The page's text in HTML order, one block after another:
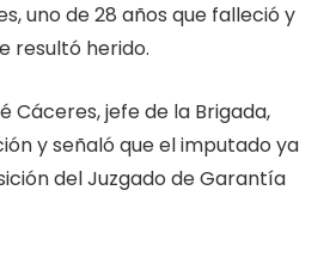
uno de 28 años que falleció y
resultó herido.
Cáceres, jefe de la Brigada,
y señaló que el imputado ya
del Juzgado de Garantía